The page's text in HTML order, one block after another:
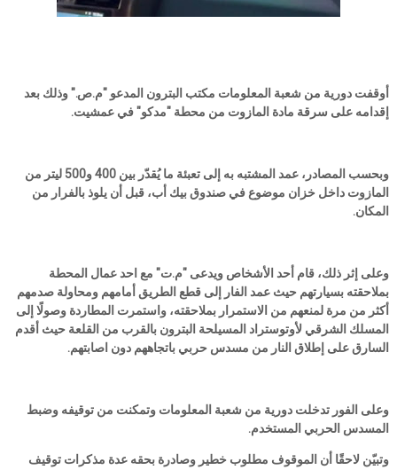
أوقفت دورية من شعبة المعلومات مكتب البترون المدعو "م.ص." وذلك بعد
إقدامه على سرقة مادة المازوت من محطة "مدكو" في عمشيت.
وبحسب المصادر، عمد المشتبه به إلى تعبئة ما يُقدّر بين 400 و500 ليتر من
المازوت داخل خزان موضوع في صندوق بيك أب، قبل أن يلوذ بالفرار من
المكان.
وعلى إثر ذلك، قام أحد الأشخاص ويدعى "م.ت" مع احد عمال المحطة
بملاحقته بسيارتهم حيث عمد الفار إلى قطع الطريق أمامهم ومحاولة صدمهم
أكثر من مرة لمنعهم من الاستمرار بملاحقته، واستمرت المطاردة وصولًا إلى
المسلك الشرقي لأوتوستراد المسيلحة البترون بالقرب من القلعة حيث أقدم
السارق على إطلاق النار من مسدس حربي باتجاههم دون اصابتهم.
وعلى الفور تدخلت دورية من شعبة المعلومات وتمكنت من توقيفه وضبط
المسدس الحربي المستخدم.
وتبيّن لاحقًا أن الموقوف مطلوب خطير وصادرة بحقه عدة مذكرات توقيف